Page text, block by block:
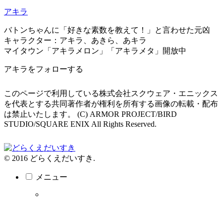
アキラ
バトンちゃんに「好きな素数を教えて！」と言わせた元凶
キャラクター：アキラ、あきら、あキラ
マイタウン「アキラメロン」「アキラメタ」開放中
アキラをフォローする
このページで利用している株式会社スクウェア・エニックス
を代表とする共同著作者が権利を所有する画像の転載・配布
は禁止いたします。 (C) ARMOR PROJECT/BIRD
STUDIO/SQUARE ENIX All Rights Reserved.
© 2016 どらくえだいすき.
メニュー